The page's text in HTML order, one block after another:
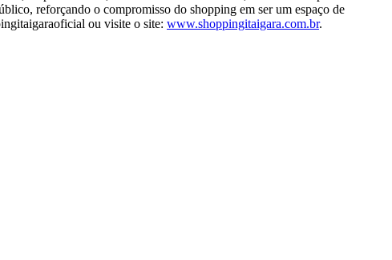
reforçando o compromisso do shopping em ser um espaço de
ou visite o site: www.shoppingitaigara.com.br.